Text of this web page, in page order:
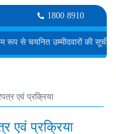
1800 8910
उम्मीदवारों की सूचीएम. एम. जी.
एवं प्रक्रिया
एवं प्रक्रिया